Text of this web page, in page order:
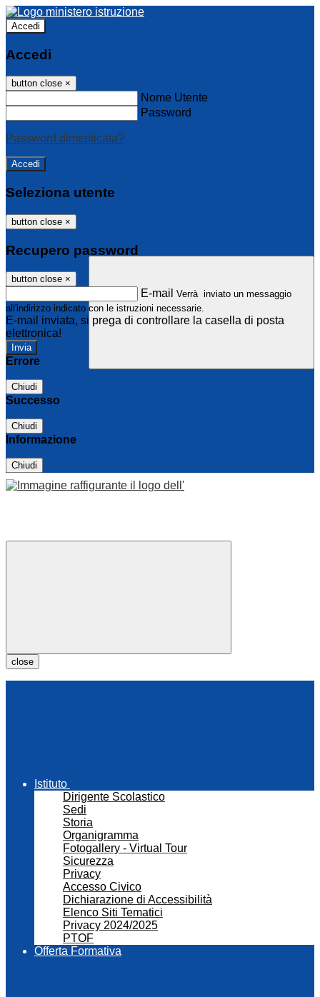
Accedi
Accedi
button close ×
Nome Utente
Password
Password dimenticata?
Seleziona utente
button close ×
Recupero password
button close ×
E-mail Verrà inviato un messaggio
all'indirizzo indicato con le istruzioni necessarie.
E-mail inviata, si prega di controllare la casella di posta
elettronica!
Errore
Chiudi
Successo
Chiudi
Informazione
Chiudi
close
Istituto
Dirigente Scolastico
Sedi
Storia
Organigramma
Fotogallery - Virtual Tour
Sicurezza
Privacy
Accesso Civico
Dichiarazione di Accessibilità
Elenco Siti Tematici
Privacy 2024/2025
PTOF
Offerta Formativa